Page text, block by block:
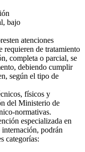
bajo
atenciones
requieren de tratamiento
completa o parcial, se
debiendo cumplir
según el tipo de
físicos y
del Ministerio de
normativas.
especializada en
podrán
categorías: